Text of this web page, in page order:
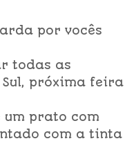
por vocês
todas as
próxima feira
um prato com
com a tinta